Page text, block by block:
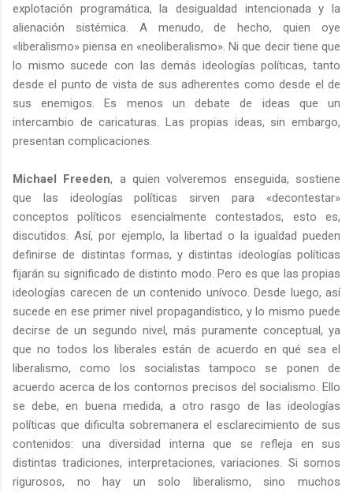
explotación programática, la desigualdad intencionada y la
alienación sistémica. A menudo, de hecho, quien oye
«liberalismo» piensa en «neoliberalismo». Ni que decir tiene que
lo mismo sucede con las demás ideologías políticas, tanto
desde el punto de vista de sus adherentes como desde el de
sus enemigos. Es menos un debate de ideas que un
intercambio de caricaturas. Las propias ideas, sin embargo,
presentan complicaciones.
Michael Freeden, a quien volveremos enseguida, sostiene
que las ideologías políticas sirven para «decontestar»
conceptos políticos esencialmente contestados, esto es,
discutidos. Así, por ejemplo, la libertad o la igualdad pueden
definirse de distintas formas, y distintas ideologías políticas
fijarán su significado de distinto modo. Pero es que las propias
ideologías carecen de un contenido unívoco. Desde luego, así
sucede en ese primer nivel propagandístico, y lo mismo puede
decirse de un segundo nivel, más puramente conceptual, ya
que no todos los liberales están de acuerdo en qué sea el
liberalismo, como los socialistas tampoco se ponen de
acuerdo acerca de los contornos precisos del socialismo. Ello
se debe, en buena medida, a otro rasgo de las ideologías
políticas que dificulta sobremanera el esclarecimiento de sus
contenidos: una diversidad interna que se refleja en sus
distintas tradiciones, interpretaciones, variaciones. Si somos
rigurosos, no hay un solo liberalismo, sino muchos